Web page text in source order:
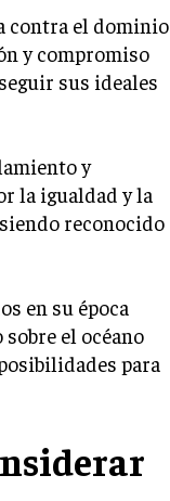
contra el dominio
y compromiso
sus ideales
y
la igualdad y la
reconocido
en su época
el océano
para